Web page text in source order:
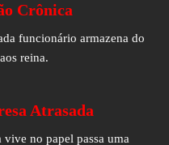
Crônica
funcionário armazena do
reina.
Atrasada
no papel passa uma